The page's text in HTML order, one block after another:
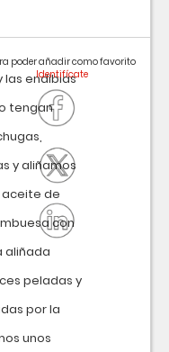
las endibias
tengan
y aliñamos
de
con
aliñada
peladas y
por la
unos
poder añadir como favorito